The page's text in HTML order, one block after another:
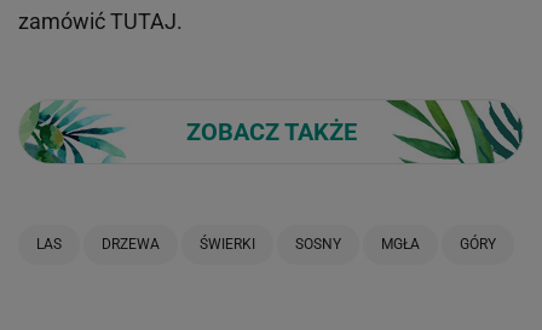
zamówićTUTAJ.
ZOBACZ TAKŻE
LAS DRZEWA ŚWIERKI SOSNY MGŁA GÓRY